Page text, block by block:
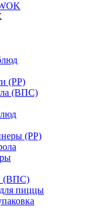
(PP)
(ВПС)
(PP)
(ВПС)
пиццы